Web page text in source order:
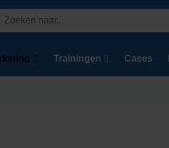
Zoeken
Trainingen Cases